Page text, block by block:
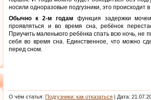
носили одноразовые подгузники, это происходит
Обычно к 2-м годам функция задержки
проявляться и во время сна, ребёнок
Приучить маленького ребёнка спать всю ночь, не
себя во время сна. Единственное, что можно
перед сном.
О чём статья: Подгузники: как отказаться | Дата: